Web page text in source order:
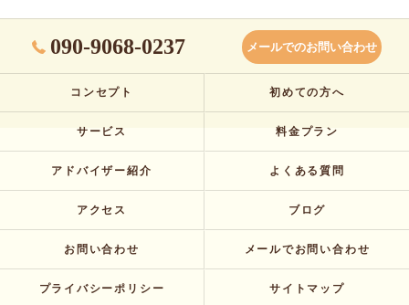
090-9068-0237 メールでのお問い合わせ
コンセプト 初めての方へ
サービス 料金プラン
アドバイザー紹介 よくある質問
アクセス ブログ
お問い合わせ メールでお問い合わせ
プライバシーポリシー サイトマップ